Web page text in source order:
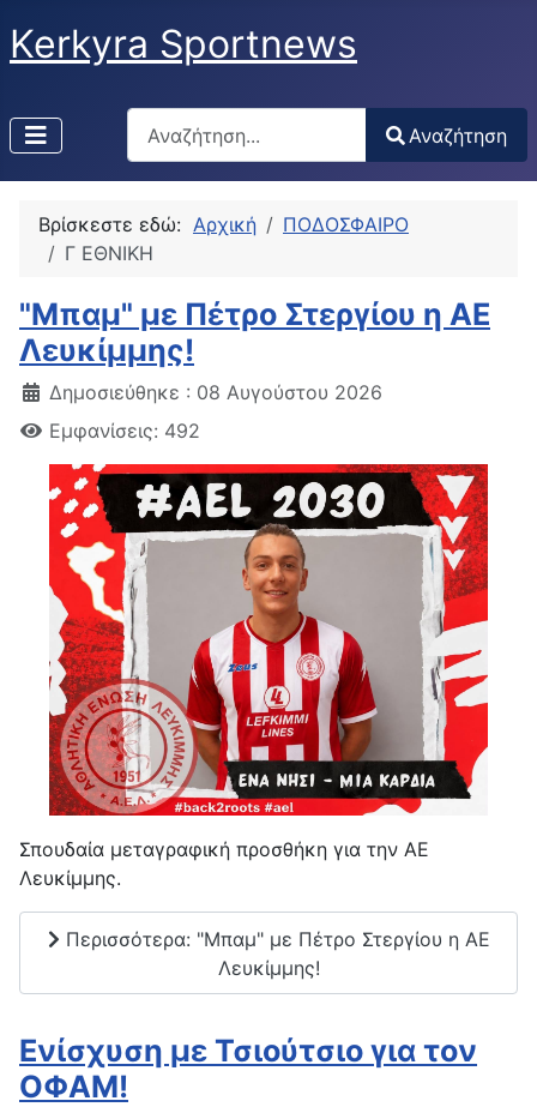
Kerkyra Sportnews
Αναζήτηση
Type 2 or more characters for results.
Αναζήτηση
Βρίσκεστε εδώ: Αρχική
ΠΟΔΟΣΦΑΙΡΟ
Γ ΕΘΝΙΚΗ
"Mπαμ" με Πέτρο Στεργίου η ΑΕ
Λευκίμμης!
Δημοσιεύθηκε : 08 Αυγούστου 2026
Εμφανίσεις: 492
Σπουδαία μεταγραφική προσθήκη για την ΑΕ
Λευκίμμης.
Περισσότερα: "Mπαμ" με Πέτρο Στεργίου η ΑΕ
Λευκίμμης!
Ενίσχυση με Τσιούτσιο για τον
ΟΦΑΜ!